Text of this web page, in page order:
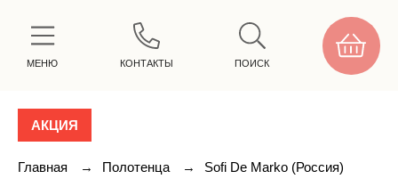
МЕНЮ КОНТАКТЫ ПОИСК
АКЦИЯ
Главная → Полотенца → Sofi De Marko (Россия)